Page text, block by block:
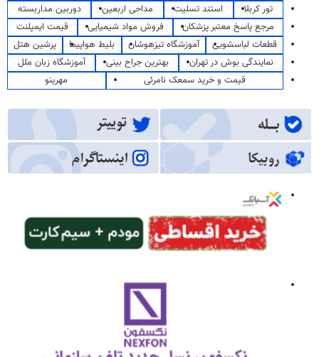
تور کربلا
استند تسلیت مداحی اربعین
دوربین مداربسته
مرجع پاسخ معتبر پزشکان
فروش مواد شیمیایی
قیمت ایمپلنت
قطعات لباسشویی
آموزشگاه تیزهوشان بلیط هواپیما
پرشین هتل
نمایندگی بوش در تهران
بهترین جراح بینی
آموزشگاه زبان ملل
قیمت و خرید سمعک نامرئی
مهرینو